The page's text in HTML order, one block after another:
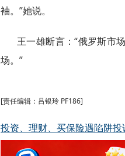
袖。”她说。
王一雄断言：“俄罗斯市
场。”
[责任编辑：吕银玲 PF186]
投资、理财、买保险遇陷阱投